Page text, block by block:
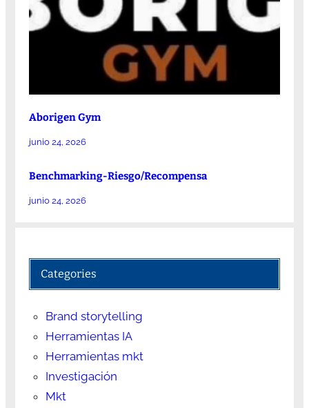
Aborigen Gym
junio 24, 2026
Benchmarking-Riesgo/Recompensa
junio 24, 2026
Categories
Brand storytelling
Herramientas IA
Herramientas mkt
Investigación
Mkt